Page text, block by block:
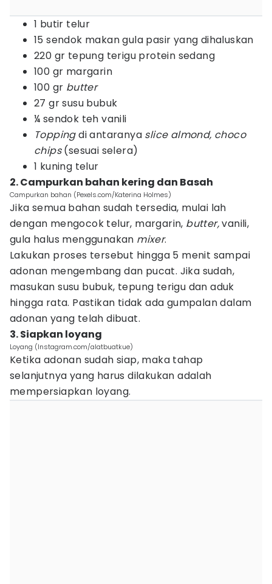
1 butir telur
15 sendok makan gula pasir yang dihaluskan
220 gr tepung terigu protein sedang
100 gr margarin
100 gr butter
27 gr susu bubuk
¼ sendok teh vanili
Toppingdi antaranya slice almond, choco
chips(sesuai selera)
1 kuning telur
2. Campurkan bahan kering dan Basah
Campurkan bahan (Pexels.com/Katerina Holmes)
Jika semua bahan sudah tersedia, mulai lah
dengan mengocok telur, margarin, butter,vanili,
gula halus menggunakan mixer.
Lakukan proses tersebut hingga 5 menit sampai
adonan mengembang dan pucat. Jika sudah,
masukan susu bubuk, tepung terigu dan aduk
hingga rata. Pastikan tidak ada gumpalan dalam
adonan yang telah dibuat.
3. Siapkan loyang
Loyang (Instagram.com/alatbuatkue)
Ketika adonan sudah siap, maka tahap
selanjutnya yang harus dilakukan adalah
mempersiapkan loyang.